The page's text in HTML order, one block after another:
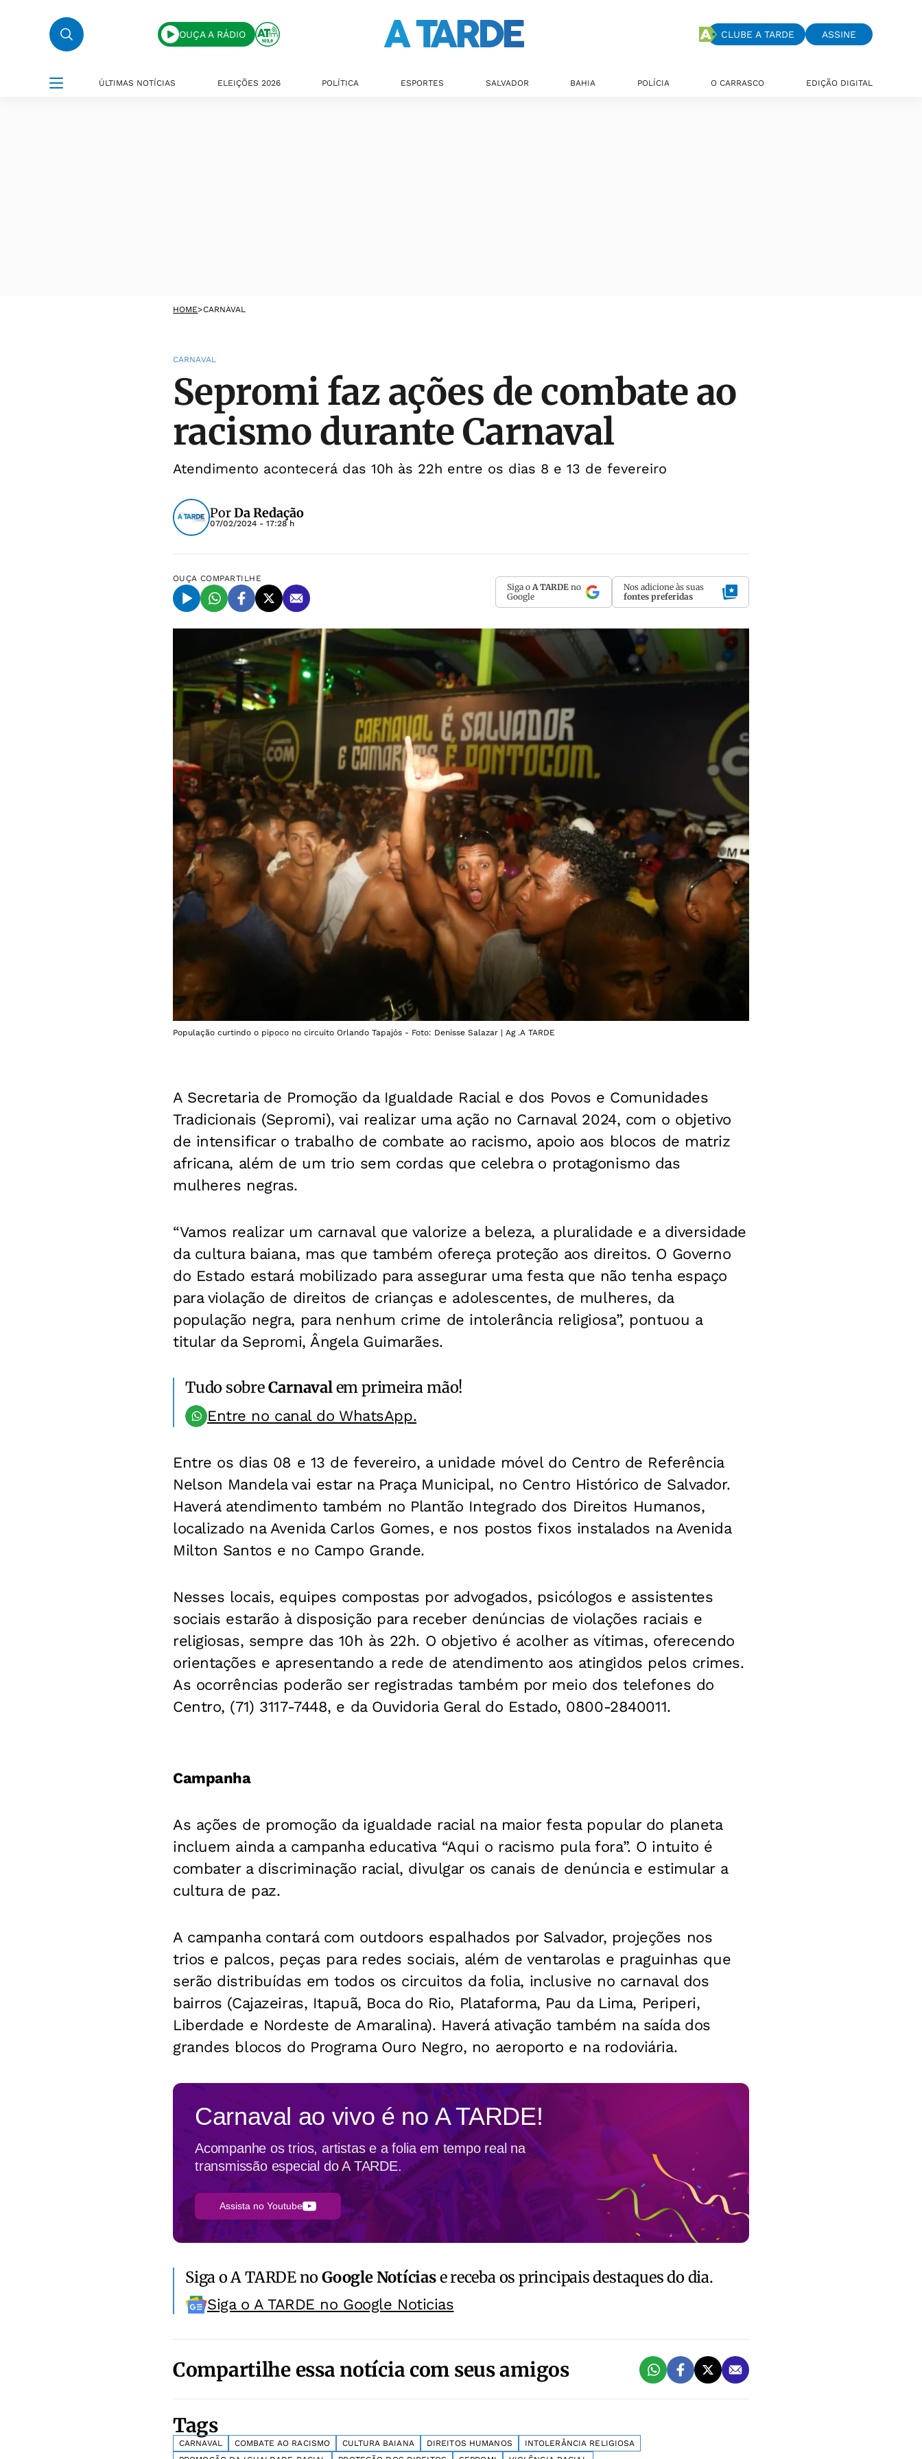
OUÇA A RÁDIO CLUBE A TARDE ASSINE
ÚLTIMAS NOTÍCIAS ELEIÇÕES 2026 POLÍTICA ESPORTES SALVADOR BAHIA POLÍCIA O CARRASCO EDIÇÃO DIGITAL
HOME>CARNAVAL
CARNAVAL
Sepromi faz ações de combate ao
racismo durante Carnaval
Atendimento acontecerá das 10h às 22h entre os dias 8 e 13 de fevereiro
PorDa Redação
07/02/2024 - 17:28 h
OUÇA COMPARTILHE
Siga o A TARDE no
Google
Nos adicione às suas
fontes preferidas
População curtindo o pipoco no circuito Orlando Tapajós - Foto: Denisse Salazar | Ag .A TARDE
A Secretaria de Promoção da Igualdade Racial e dos Povos e Comunidades
Tradicionais (Sepromi), vai realizar uma ação no Carnaval 2024, com o objetivo
de intensificar o trabalho de combate ao racismo, apoio aos blocos de matriz
africana, além de um trio sem cordas que celebra o protagonismo das
mulheres negras.
“Vamos realizar um carnaval que valorize a beleza, a pluralidade e a diversidade
da cultura baiana, mas que também ofereça proteção aos direitos. O Governo
do Estado estará mobilizado para assegurar uma festa que não tenha espaço
para violação de direitos de crianças e adolescentes, de mulheres, da
população negra, para nenhum crime de intolerância religiosa”, pontuou a
titular da Sepromi, Ângela Guimarães.
Tudo sobreCarnavalem primeira mão!
Entre no canal do WhatsApp.
Entre os dias 08 e 13 de fevereiro, a unidade móvel do Centro de Referência
Nelson Mandela vai estar na Praça Municipal, no Centro Histórico de Salvador.
Haverá atendimento também no Plantão Integrado dos Direitos Humanos,
localizado na Avenida Carlos Gomes, e nos postos fixos instalados na Avenida
Milton Santos e no Campo Grande.
Nesses locais, equipes compostas por advogados, psicólogos e assistentes
sociais estarão à disposição para receber denúncias de violações raciais e
religiosas, sempre das 10h às 22h. O objetivo é acolher as vítimas, oferecendo
orientações e apresentando a rede de atendimento aos atingidos pelos crimes.
As ocorrências poderão ser registradas também por meio dos telefones do
Centro, (71) 3117-7448, e da Ouvidoria Geral do Estado, 0800-2840011.
Campanha
As ações de promoção da igualdade racial na maior festa popular do planeta
incluem ainda a campanha educativa “Aqui o racismo pula fora”. O intuito é
combater a discriminação racial, divulgar os canais de denúncia e estimular a
cultura de paz.
A campanha contará com outdoors espalhados por Salvador, projeções nos
trios e palcos, peças para redes sociais, além de ventarolas e praguinhas que
serão distribuídas em todos os circuitos da folia, inclusive no carnaval dos
bairros (Cajazeiras, Itapuã, Boca do Rio, Plataforma, Pau da Lima, Periperi,
Liberdade e Nordeste de Amaralina). Haverá ativação também na saída dos
grandes blocos do Programa Ouro Negro, no aeroporto e na rodoviária.
Carnaval ao vivo é noA TARDE!
Acompanhe os trios, artistas e a folia em tempo real na
transmissão especial do A TARDE.
Assista no Youtube
Siga o A TARDE noGoogle Notíciase receba os principais destaques do dia.
Siga o A TARDE no Google Noticias
Compartilhe essa notícia com seus amigos
Tags
CARNAVAL COMBATE AO RACISMO CULTURA BAIANA DIREITOS HUMANOS
INTOLERÂNCIA RELIGIOSA